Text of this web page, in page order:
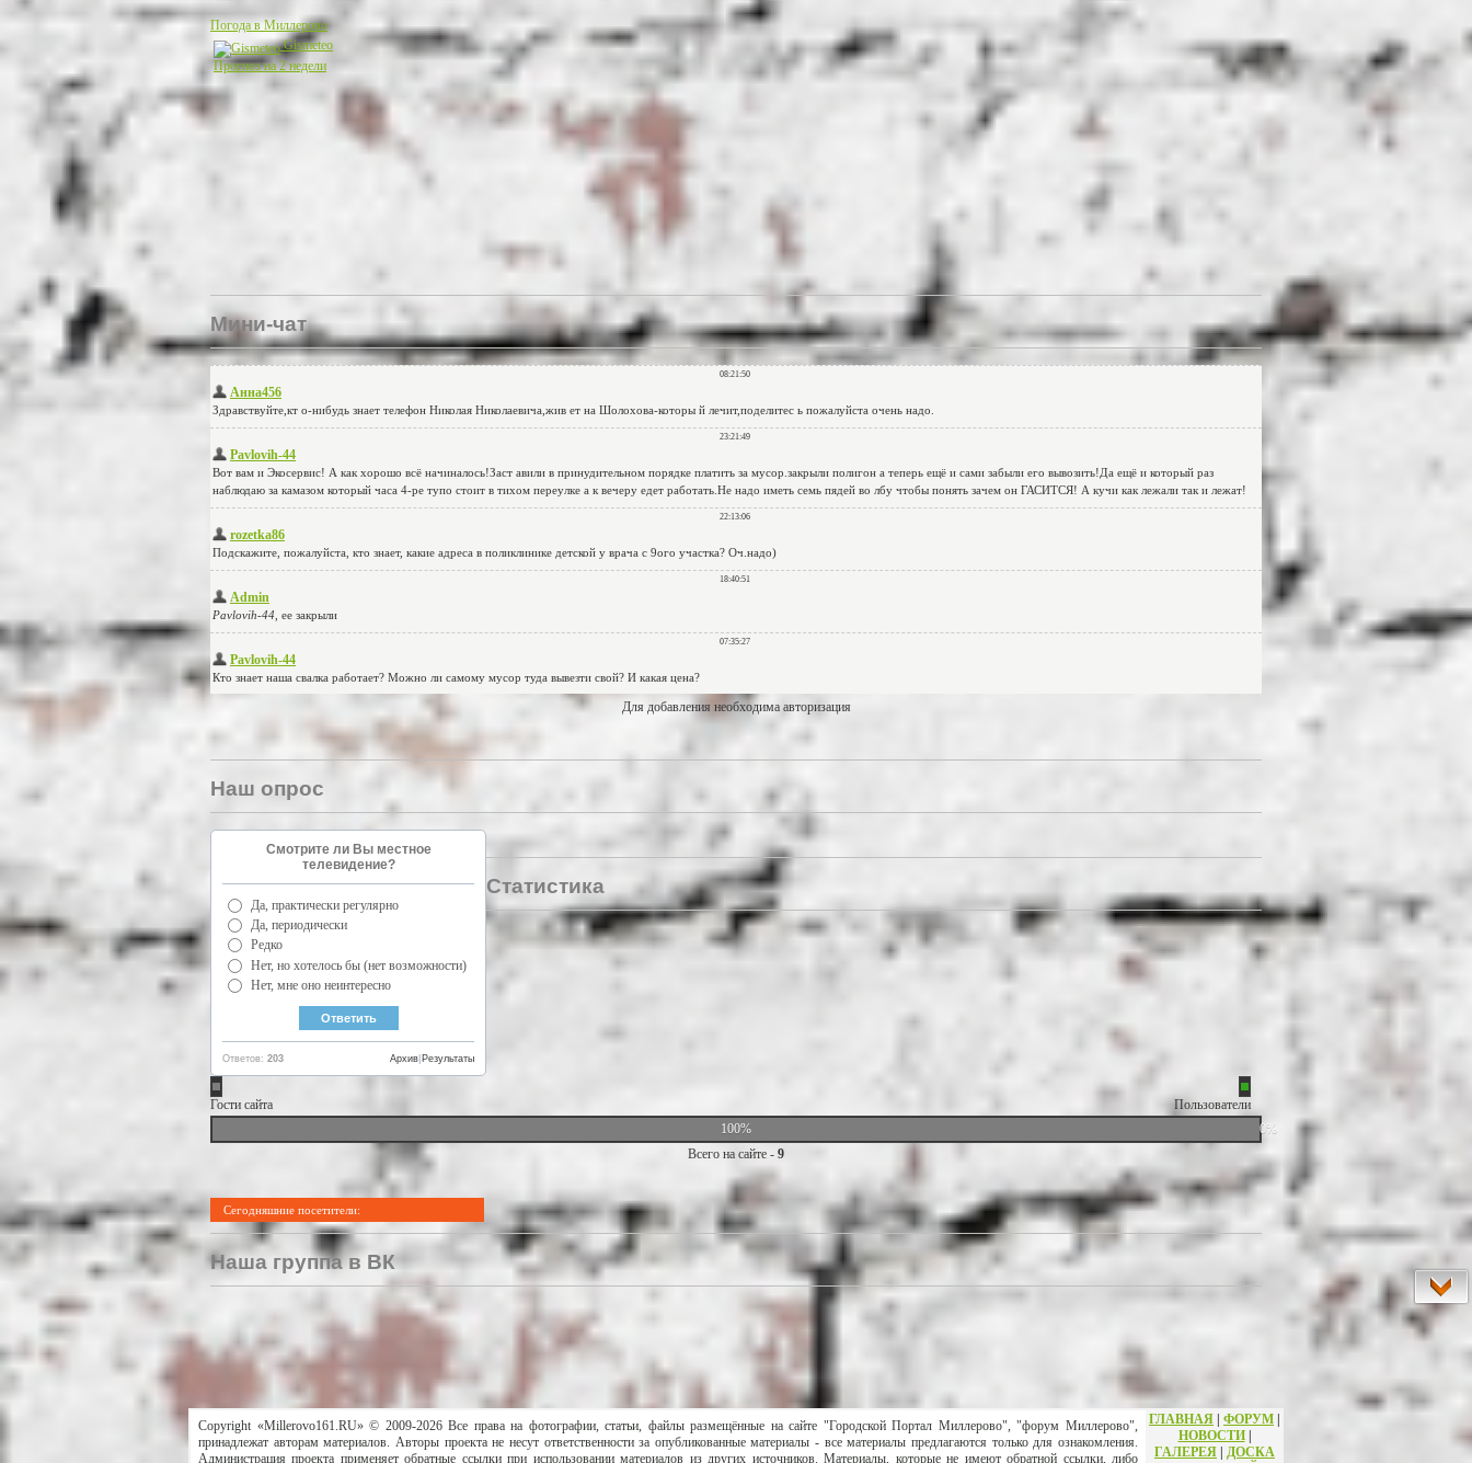
Погода в Миллерово
Gismeteo
Прогноз на 2 недели
Мини-чат
Для добавления необходима авторизация
Наш опрос
Смотрите ли Вы местное
телевидение?
Да, практически регулярно
Да, периодически
Редко
Нет, но хотелось бы (нет возможности)
Нет, мне оно неинтересно
Ответов: 203 Результаты
Архив
Статистика
Гости сайта
Пользователи
100%
0%
Всего на сайте - 9
Сегодняшние посетители:
Наша группа в ВК
Copyright «Millerovo161.RU» © 2009-2026 Все права на фотографии, статьи, файлы размещённые на сайте "Городской Портал Миллерово", "форум Миллерово",
принадлежат авторам материалов. Авторы проекта не несут ответственности за опубликованные материалы - все материалы предлагаются только для ознакомления.
Администрация проекта применяет обратные ссылки при использовании материалов из других источников. Материалы, которые не имеют обратной ссылки, либо
ГЛАВНАЯ | ФОРУМ |
НОВОСТИ|
ГАЛЕРЕЯ | ДОСКА